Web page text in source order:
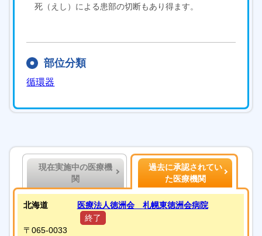
死（えし）による患部の切断もあり得ます。
部位分類
循環器
現在実施中の医療機
関
過去に承認されてい
た医療機関
北海道
医療法人徳洲会 札幌東徳洲会病院
終了
〒065-0033